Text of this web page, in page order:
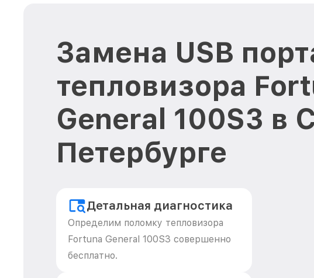
Замена USB
тепловизора
General 100S3 в
Петербурге
Детальная диагностика
Определим поломку тепловизора
Fortuna General 100S3 совершенно
бесплатно.